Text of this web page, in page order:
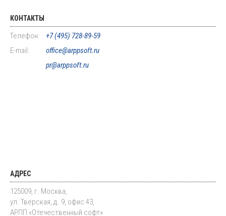
КОНТАКТЫ
Телефон:
+7 (495) 728-89-59
E-mail:
office@arppsoft.ru
pr@arppsoft.ru
АДРЕС
125009, г. Москва,
ул. Тверская, д. 9, офис 43,
АРПП «Отечественный софт»